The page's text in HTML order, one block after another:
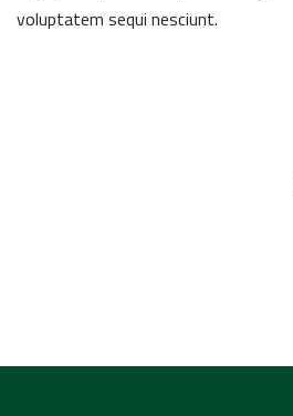
voluptatem sequi nesciunt.